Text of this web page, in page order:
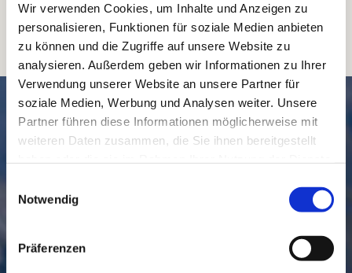
Wir verwenden Cookies, um Inhalte und Anzeigen zu
personalisieren, Funktionen für soziale Medien anbieten
zu können und die Zugriffe auf unsere Website zu
analysieren. Außerdem geben wir Informationen zu Ihrer
Verwendung unserer Website an unsere Partner für
soziale Medien, Werbung und Analysen weiter. Unsere
Partner führen diese Informationen möglicherweise mit
weiteren Daten zusammen, die Sie ihnen bereitgestellt
Notwendig
Präferenzen
SCHNELL // NAVIGIERT